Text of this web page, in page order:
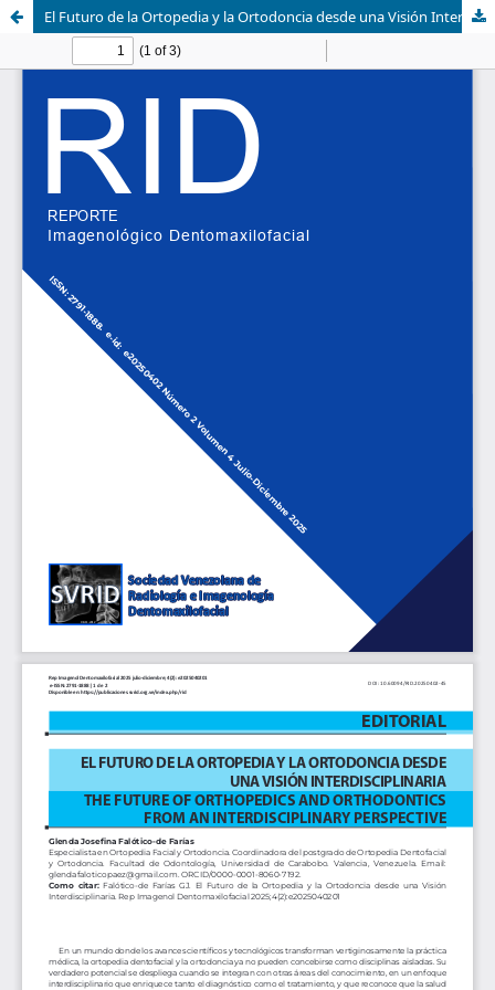
El Futuro de la Ortopedia y la Ortodoncia desde una Visión Interdisciplinaria